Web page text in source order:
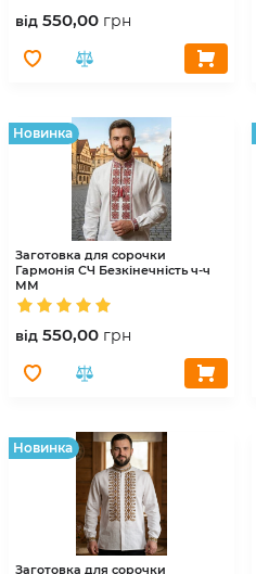
вiд 550,00 грн
Hовинка
Заготовка для сорочки
Гармонія СЧ Безкінечність ч-ч
ММ
вiд 550,00 грн
Hовинка
Заготовка для сорочки